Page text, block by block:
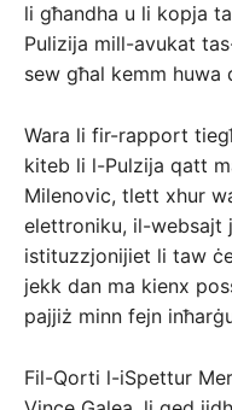
li għandha u li kopja
Pulizija mill-avukat
sew għal kemm huwa
Wara li fir-rapport
kiteb li l-Pulzija qatt
Milenovic, tlett xhur
elettroniku, il-
istituzzjonijiet li taw
jekk dan ma kienx
pajjiż minn fejn
Fil-Qorti l-iSpettur